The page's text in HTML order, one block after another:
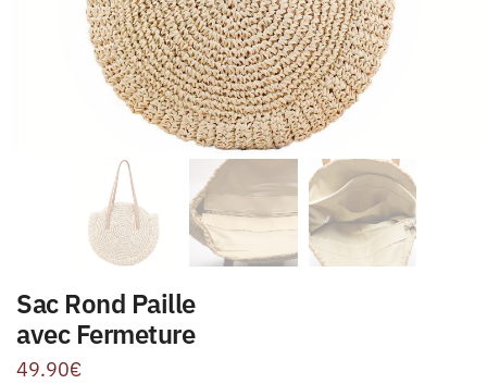
Sac Rond Paille
avec Fermeture
49.90€